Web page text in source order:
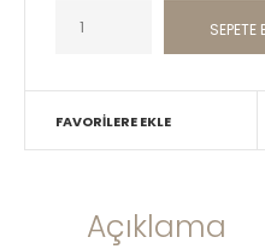
FAVORILERE EKLE
Açıklama